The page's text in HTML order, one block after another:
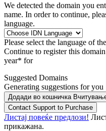
We detected the domain you
name. In order to continue,
language.
Please select the language of
Continue to register this
year* for
Suggested Domains
Generating suggestions for you
Додади во кошничка
Contact Support to Purchase
Листај повеќе предлози!
прикажана.